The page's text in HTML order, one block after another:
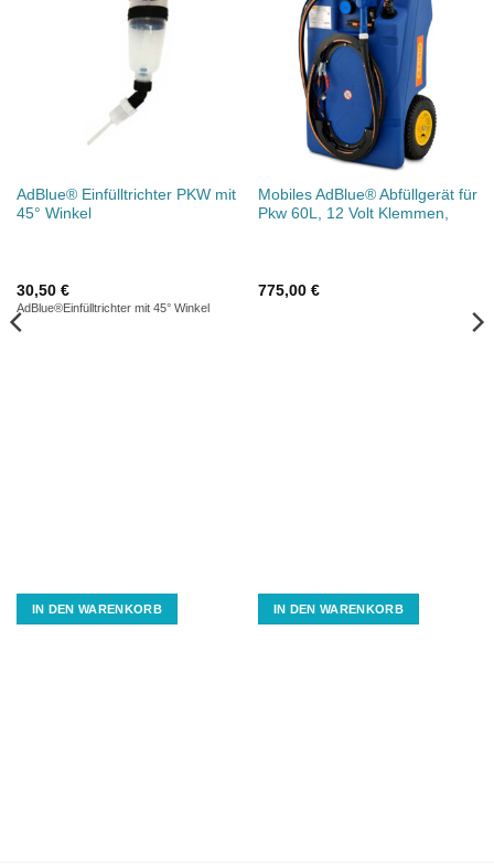
AdBlue® Einfülltrichter PKW mit
45° Winkel
30,50 €
AdBlue®Einfülltrichter mit 45° Winkel
IN DEN WARENKORB
Mobiles AdBlue® Abfüllgerät für
Pkw 60L, 12 Volt Klemmen,
775,00 €
IN DEN WARENKORB